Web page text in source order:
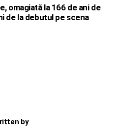
omagiată la 166 de ani de
de la debutul pe scena
by